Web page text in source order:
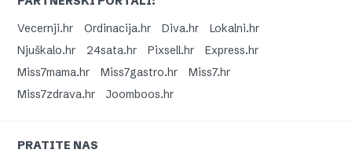
Vecernji.hr
Ordinacija.hr Diva.hr
Lokalni.hr
Njuškalo.hr
24sata.hr Pixsell.hr
Express.hr
Miss7mama.hr
Miss7gastro.hr
Miss7.hr
Miss7zdrava.hr
Joomboos.hr
PRATITE NAS